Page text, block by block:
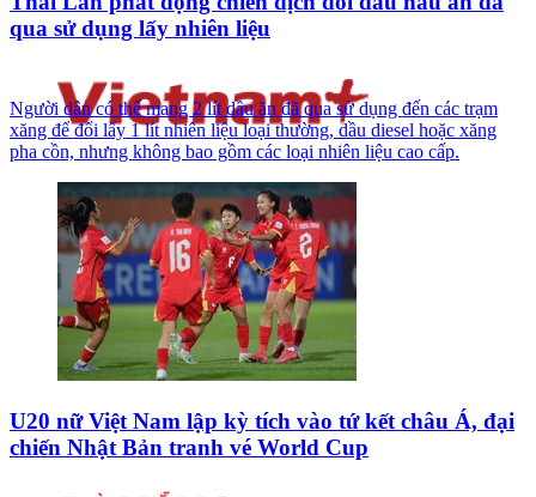
qua sử dụng lấy nhiên liệu
Người dân có thể mang 2 lít dầu ăn đã qua sử dụng đến các trạm
xăng để đổi lấy 1 lít nhiên liệu loại thường, dầu diesel hoặc xăng
pha cồn, nhưng không bao gồm các loại nhiên liệu cao cấp.
U20 nữ Việt Nam lập kỳ tích vào tứ kết châu Á, đại
chiến Nhật Bản tranh vé World Cup